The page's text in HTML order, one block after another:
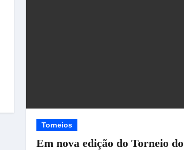
Torneios
Em nova edição do Torneio do